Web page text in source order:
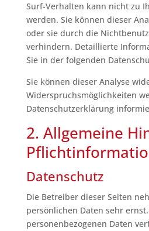
Surf-Verhalten kann nicht zu
werden. Sie können dieser
oder sie durch die
verhindern. Detaillierte
Sie in der folgenden
Sie können dieser Analyse
Widerspruchsmöglichkeiten
Datenschutzerklärung
2. Allgemeine
Datenschutz
Die Betreiber dieser Seiten
persönlichen Daten sehr
personenbezogenen Daten